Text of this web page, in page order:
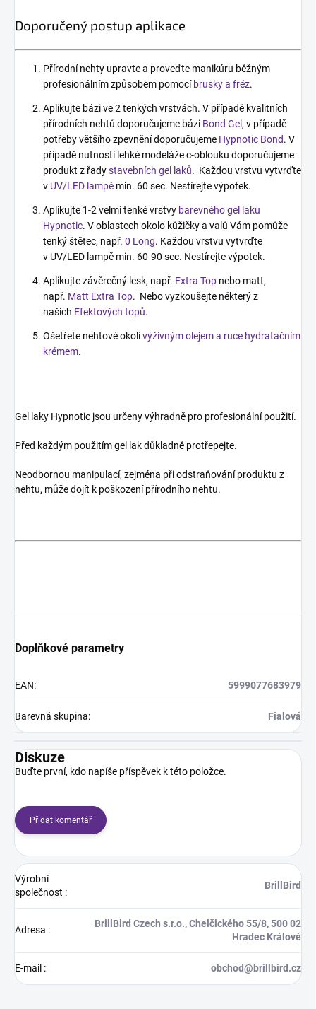
Doporučený postup aplikace
Přírodní nehty upravte a proveďte manikúru běžným
profesionálním způsobem pomocí brusky a fréz.
Aplikujte bázi ve 2 tenkých vrstvách. V případě kvalitních
přírodních nehtů doporučujeme bázi Bond Gel, v případě
potřeby většího zpevnění doporučujeme Hypnotic Bond. V
případě nutnosti lehké modeláže c-oblouku doporučujeme
produkt z řadystavebních gel laků. Každou vrstvu vytvrďte
v UV/LED lampě min. 60 sec. Nestírejte výpotek.
Aplikujte 1-2 velmi tenké vrstvy barevného gel laku
Hypnotic. V oblastech okolo kůžičky a valů Vám pomůže
tenký štětec, např. 0 Long. Každou vrstvu vytvrďte
v UV/LED lampě min. 60-90 sec. Nestírejte výpotek.
Aplikujte závěrečný lesk, např. Extra Top nebo matt,
např. Matt Extra Top. Nebo vyzkoušejte některý z
našich Efektových topů.
Ošetřete nehtové okolívýživným olejem a ruce hydratačním
krémem.
Gel laky Hypnotic jsou určeny výhradně pro profesionální použití.
Před každým použitím gel lak důkladně protřepejte.
Neodbornou manipulací, zejména při odstraňování produktu z
nehtu, může dojít k poškození přírodního nehtu.
Doplňkové parametry
EAN: 5999077683979
Barevná skupina: Fialová
Diskuze
Buďte první, kdo napíše příspěvek k této položce.
Přidat komentář
Výrobní
společnost :
BrillBird
Adresa :
BrillBird Czech s.r.o., Chelčického 55/8, 500 02
Hradec Králové
E-mail : obchod@brillbird.cz